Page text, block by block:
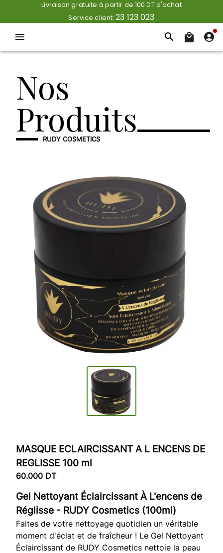
Livraison gratuite à partir de 100 DT d'achat
Service client: 23 123 023
Nos
Produits
RUDY COSMETICS
MASQUE ECLAIRCISSANT A L ENCENS DE
REGLISSE 100 ml
60.000 DT
Gel Nettoyant Éclaircissant À L'encens de
Réglisse - RUDY Cosmetics (100ml)
Faites de votre nettoyage quotidien un véritable
moment d'éclat et de fraîcheur ! Le Gel Nettoyant
Éclaircissant de RUDY Cosmetics nettoie la peau